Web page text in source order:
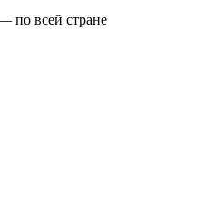
по всей стране